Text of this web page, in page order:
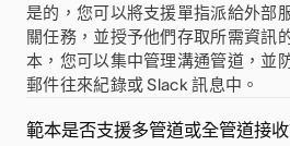
是的，您可以將支援單指派給外部
關任務，並授予他們存取所需資訊
本，您可以集中管理溝通管道，並
郵件往來紀錄或 Slack 訊息中。
範本是否支援多管道或全管道接收